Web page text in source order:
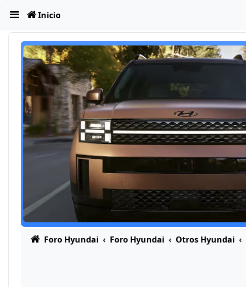
Obviar Inicio
Foro Hyundai Foro Hyundai Otros Hyundai